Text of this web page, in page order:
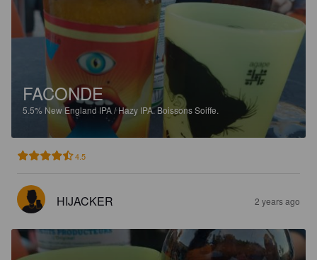
FACONDE
5.5% New England IPA / Hazy IPA.Boissons Soiffe.
4.5
HIJACKER 2 years ago